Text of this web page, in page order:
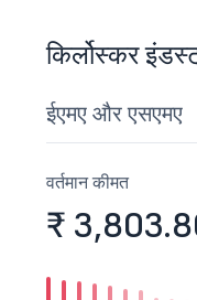
किर्लोस्कर
ईएमए और एसएमए
वर्तमान कीमत
₹ 3,803.